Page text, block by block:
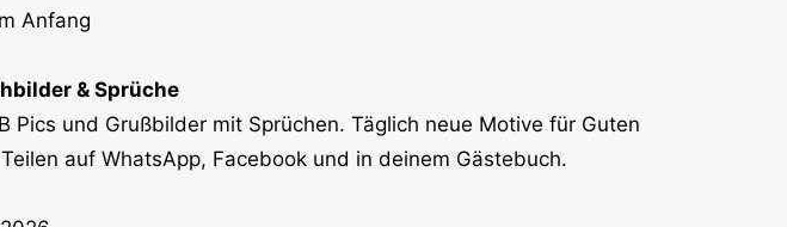
Anfang
& Sprüche
und Grußbilder mit Sprüchen. Täglich neue Motive für Guten
auf WhatsApp, Facebook und in deinem Gästebuch.